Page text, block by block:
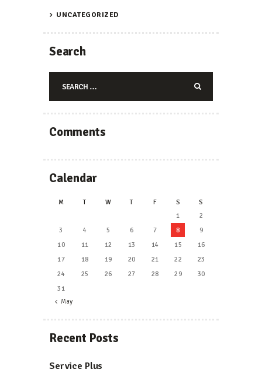
UNCATEGORIZED
Search
Comments
Calendar
M T W T F S
S
1
2
3
4 5 6 7 8
9
10
11 12 13 14 15
16
17
18 19 20 21 22
23
24
25 26 27 28 29
30
31
« May
Recent Posts
Service Plus